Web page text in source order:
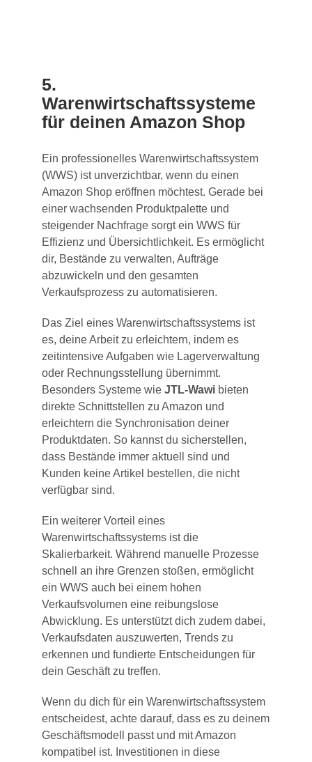
5.
Warenwirtschaftssysteme
für deinen Amazon Shop
Ein professionelles Warenwirtschaftssystem
(WWS) ist unverzichtbar, wenn du einen
Amazon Shop eröffnen möchtest. Gerade bei
einer wachsenden Produktpalette und
steigender Nachfrage sorgt ein WWS für
Effizienz und Übersichtlichkeit. Es ermöglicht
dir, Bestände zu verwalten, Aufträge
abzuwickeln und den gesamten
Verkaufsprozess zu automatisieren.
Das Ziel eines Warenwirtschaftssystems ist
es, deine Arbeit zu erleichtern, indem es
zeitintensive Aufgaben wie Lagerverwaltung
oder Rechnungsstellung übernimmt.
Besonders Systeme wie JTL-Wawi bieten
direkte Schnittstellen zu Amazon und
erleichtern die Synchronisation deiner
Produktdaten. So kannst du sicherstellen,
dass Bestände immer aktuell sind und
Kunden keine Artikel bestellen, die nicht
verfügbar sind.
Ein weiterer Vorteil eines
Warenwirtschaftssystems ist die
Skalierbarkeit. Während manuelle Prozesse
schnell an ihre Grenzen stoßen, ermöglicht
ein WWS auch bei einem hohen
Verkaufsvolumen eine reibungslose
Abwicklung. Es unterstützt dich zudem dabei,
Verkaufsdaten auszuwerten, Trends zu
erkennen und fundierte Entscheidungen für
dein Geschäft zu treffen.
Wenn du dich für ein Warenwirtschaftssystem
entscheidest, achte darauf, dass es zu deinem
Geschäftsmodell passt und mit Amazon
kompatibel ist. Investitionen in diese